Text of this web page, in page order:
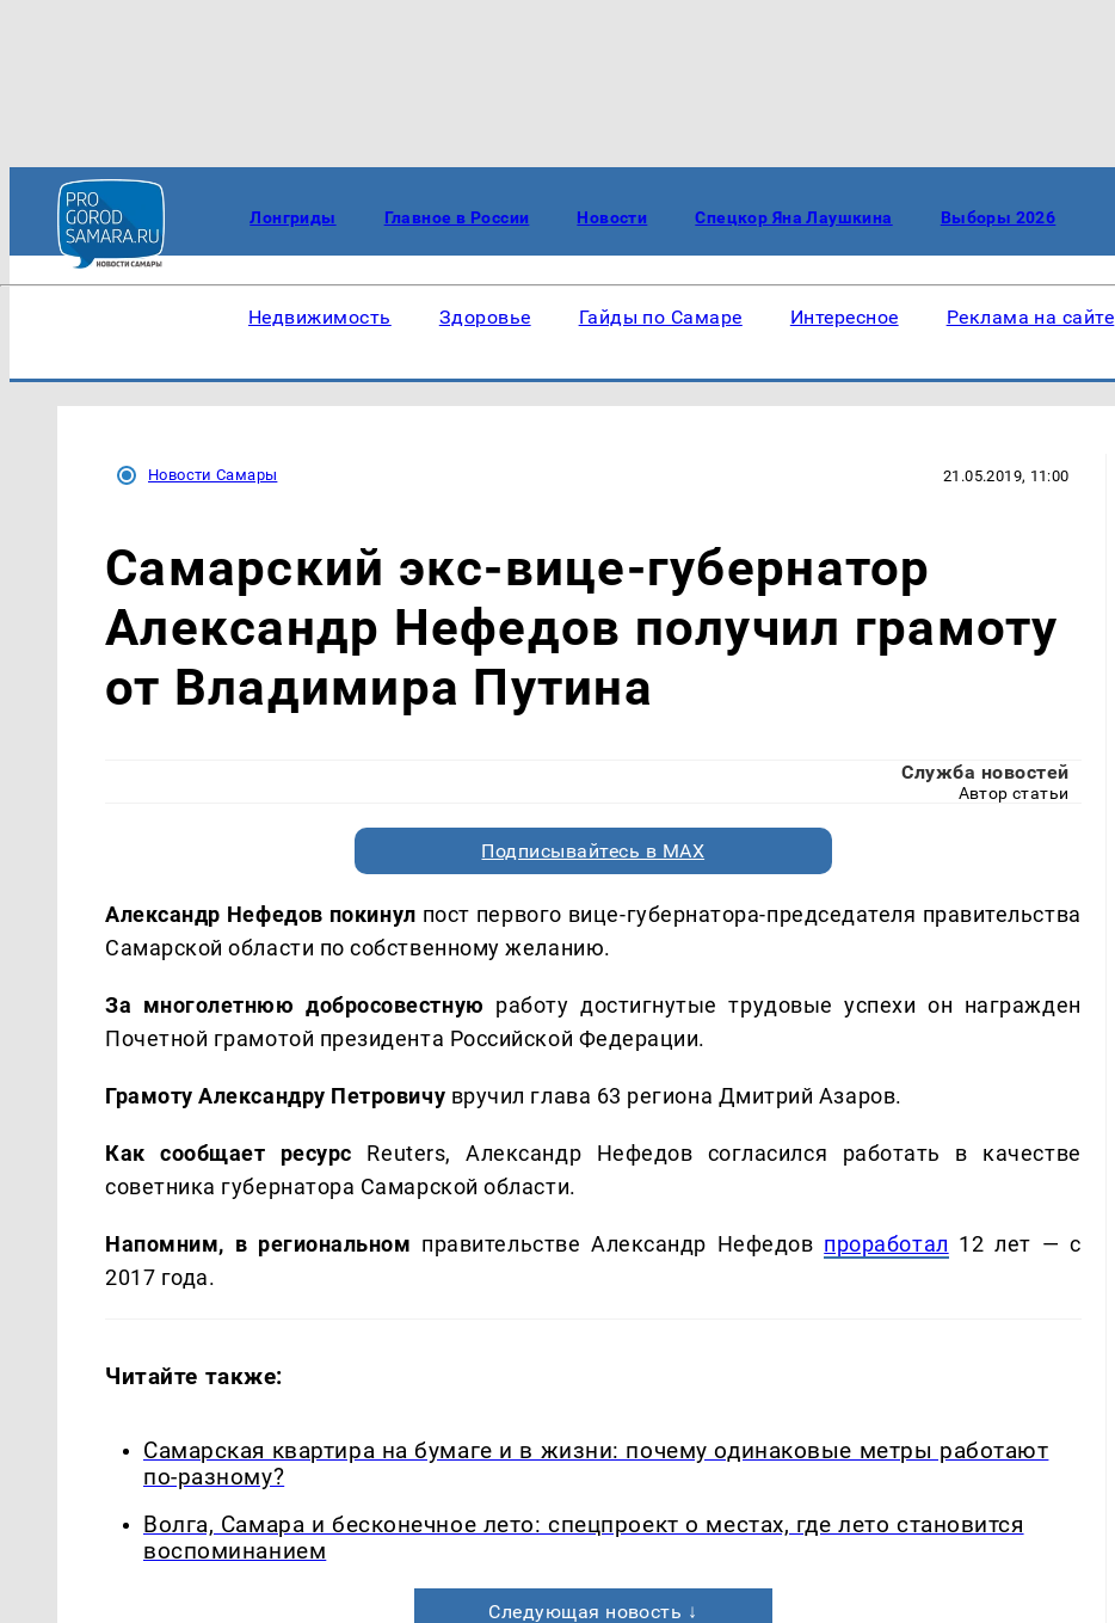
Лонгриды Главное в России Новости Спецкор Яна Лаушкина Выборы 2026
Недвижимость Здоровье Гайды по Самаре Интересное Реклама на сайте
Новости Самары 21.05.2019, 11:00
Самарский экс-вице-губернатор
Александр Нефедов получил грамоту
от Владимира Путина
Служба новостей
Автор статьи
Подписывайтесь в MAX
Александр Нефедов покинул пост первого вице-губернатора-председателя правительства
Самарской области по собственному желанию.
За многолетнюю добросовестную работу достигнутые трудовые успехи он награжден
Почетной грамотой президента Российской Федерации.
Грамоту Александру Петровичу вручил глава 63 региона Дмитрий Азаров.
Как сообщает ресурс Reuters, Александр Нефедов согласился работать в качестве
советника губернатора Самарской области.
Напомним, в региональном правительстве Александр Нефедов проработал 12 лет — с
2017 года.
Читайте также:
Самарская квартира на бумаге и в жизни: почему одинаковые метры работают
по-разному?
Волга, Самара и бесконечное лето: спецпроект о местах, где лето становится
воспоминанием
Следующая новость ↓